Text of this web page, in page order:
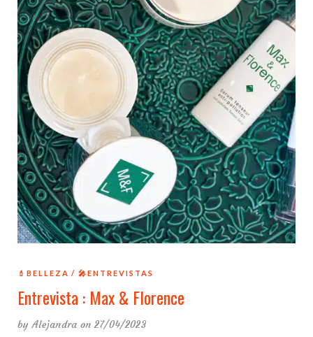
💄BELLEZA 🎤ENTREVISTAS
Entrevista : Max & Florence
byAlejandra on 27/04/2023